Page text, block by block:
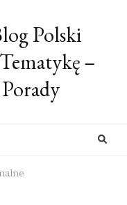
Polski
–